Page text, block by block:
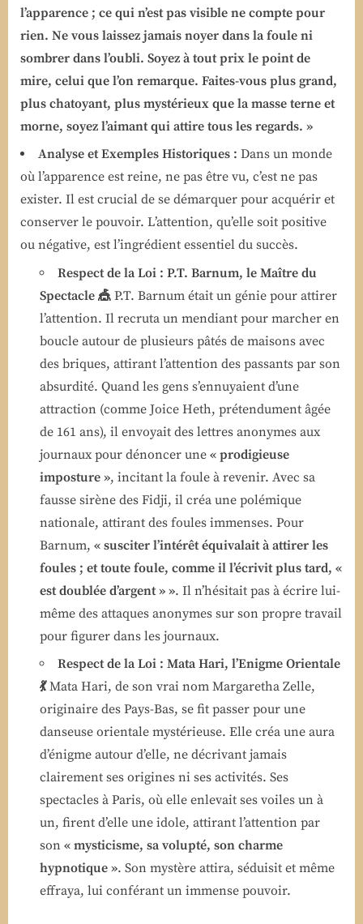
l’apparence ; ce qui n’est pas visible ne compte pour
rien. Ne vous laissez jamais noyer dans la foule ni
sombrer dans l’oubli. Soyez à tout prix le point de
mire, celui que l’on remarque. Faites-vous plus grand,
plus chatoyant, plus mystérieux que la masse terne et
morne, soyez l’aimant qui attire tous les regards. »
Analyse et Exemples Historiques : Dans un monde
où l’apparence est reine, ne pas être vu, c’est ne pas
exister. Il est crucial de se démarquer pour acquérir et
conserver le pouvoir. L’attention, qu’elle soit positive
ou négative, est l’ingrédient essentiel du succès.
Respect de la Loi : P.T. Barnum, le Maître du
Spectacle 🎪 P.T. Barnum était un génie pour attirer
l’attention. Il recruta un mendiant pour marcher en
boucle autour de plusieurs pâtés de maisons avec
des briques, attirant l’attention des passants par son
absurdité. Quand les gens s’ennuyaient d’une
attraction (comme Joice Heth, prétendument âgée
de 161 ans), il envoyait des lettres anonymes aux
journaux pour dénoncer une « prodigieuse
imposture », incitant la foule à revenir. Avec sa
fausse sirène des Fidji, il créa une polémique
nationale, attirant des foules immenses. Pour
Barnum, « susciter l’intérêt équivalait à attirer les
foules ; et toute foule, comme il l’écrivit plus tard, «
est doublée d’argent » ». Il n’hésitait pas à écrire lui-
même des attaques anonymes sur son propre travail
pour figurer dans les journaux.
Respect de la Loi : Mata Hari, l’Enigme Orientale
💃Mata Hari, de son vrai nom Margaretha Zelle,
originaire des Pays-Bas, se fit passer pour une
danseuse orientale mystérieuse. Elle créa une aura
d’énigme autour d’elle, ne décrivant jamais
clairement ses origines ni ses activités. Ses
spectacles à Paris, où elle enlevait ses voiles un à
un, firent d’elle une idole, attirant l’attention par
son « mysticisme, sa volupté, son charme
hypnotique ». Son mystère attira, séduisit et même
effraya, lui conférant un immense pouvoir.